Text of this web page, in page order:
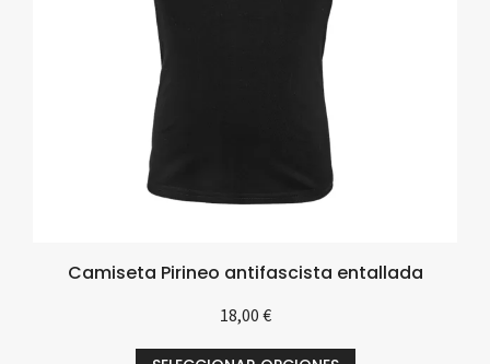
Camiseta Pirineo antifascista entallada
18,00 €